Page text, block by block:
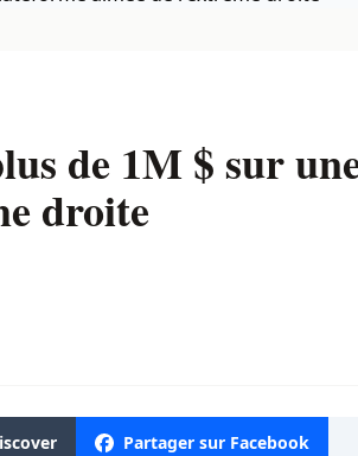
de 1M $ sur
droite
Partager sur Facebook